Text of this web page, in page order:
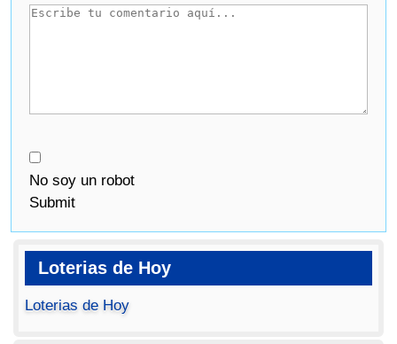
No soy un robot
Submit
Loterias de Hoy
Loterias de Hoy